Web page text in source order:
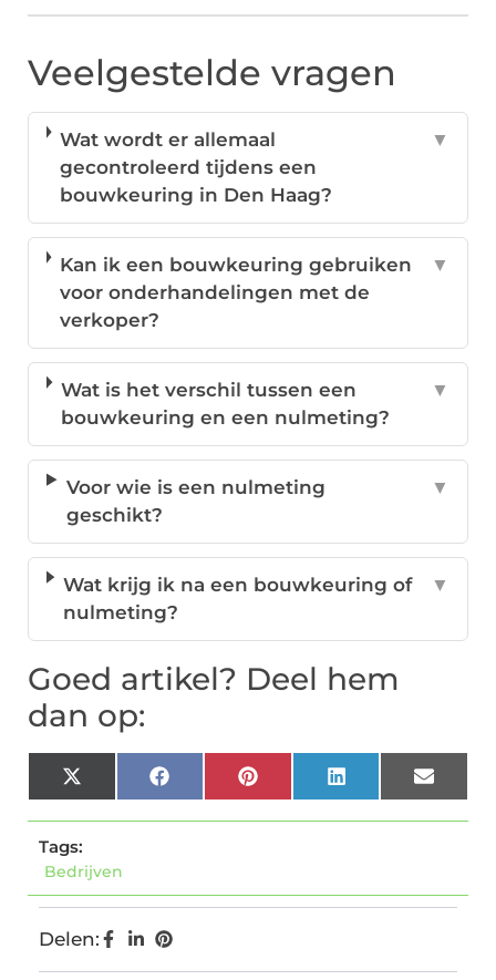
Veelgestelde vragen
Wat wordt er allemaal
gecontroleerd tijdens een
bouwkeuring in Den Haag?
▼
Kan ik een bouwkeuring gebruiken
voor onderhandelingen met de
verkoper?
▼
Wat is het verschil tussen een
bouwkeuring en een nulmeting?
▼
Voor wie is een nulmeting
geschikt?
▼
Wat krijg ik na een bouwkeuring of
nulmeting?
▼
Goed artikel? Deel hem
dan op:
X
(Twitter)
FacebookPinterestLinkedInEmail
Tags:
Bedrijven
Delen: